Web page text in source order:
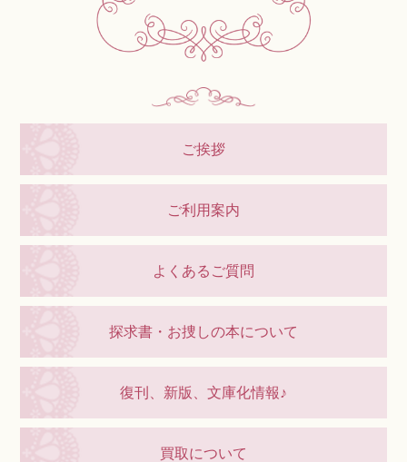
ご挨拶
ご利用案内
よくあるご質問
探求書・お捜しの本について
復刊、新版、文庫化情報♪
買取について